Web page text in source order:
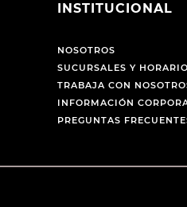
INSTITUCIONAL
NOSOTROS
SUCURSALES Y
TRABAJA CON
INFORMACIÓN
PREGUNTAS